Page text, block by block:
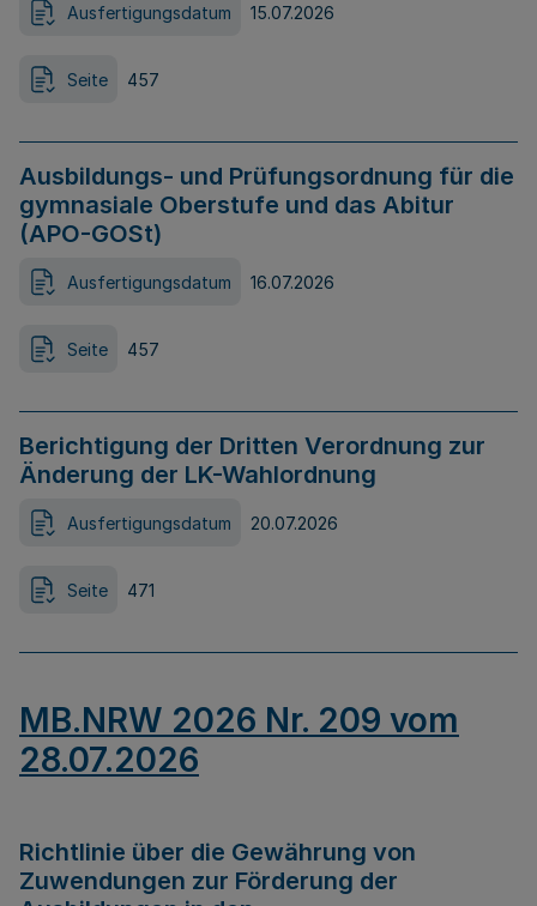
Ausfertigungsdatum 15.07.2026
Seite 457
Ausbildungs- und Prüfungsordnung für die
gymnasiale Oberstufe und das Abitur
(APO-GOSt)
Ausfertigungsdatum 16.07.2026
Seite 457
Berichtigung der Dritten Verordnung zur
Änderung der LK-Wahlordnung
Ausfertigungsdatum 20.07.2026
Seite 471
MB.NRW 2026 Nr. 209 vom
28.07.2026
Richtlinie über die Gewährung von
Zuwendungen zur Förderung der